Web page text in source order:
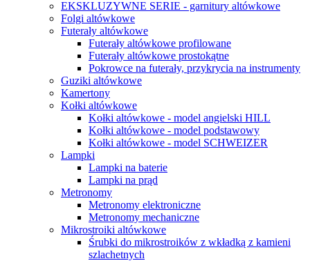
EKSKLUZYWNE SERIE - garnitury altówkowe
Folgi altówkowe
Futerały altówkowe
Futerały altówkowe profilowane
Futerały altówkowe prostokątne
Pokrowce na futerały, przykrycia na instrumenty
Guziki altówkowe
Kamertony
Kołki altówkowe
Kołki altówkowe - model angielski HILL
Kołki altówkowe - model podstawowy
Kołki altówkowe - model SCHWEIZER
Lampki
Lampki na baterie
Lampki na prąd
Metronomy
Metronomy elektroniczne
Metronomy mechaniczne
Mikrostroiki altówkowe
Śrubki do mikrostroików z wkładką z kamieni
szlachetnych